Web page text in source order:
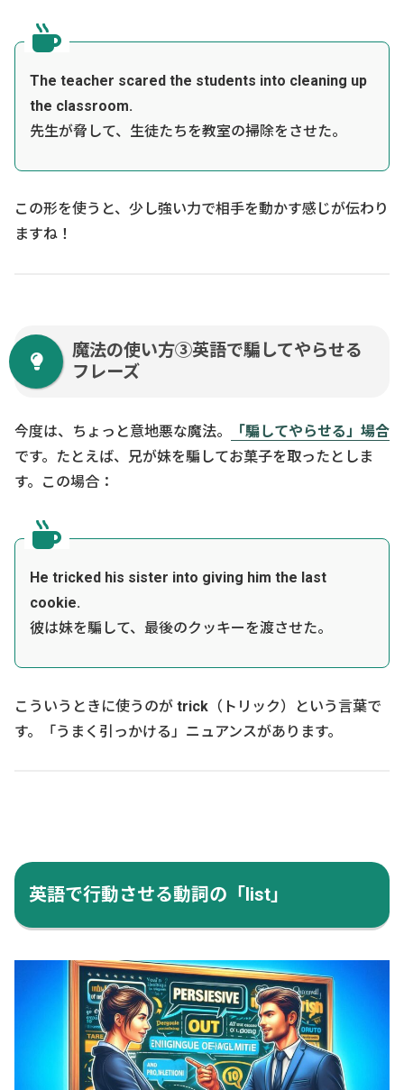
The teacher scared the students into cleaning up
the classroom.
先生が脅して、生徒たちを教室の掃除をさせた。
この形を使うと、少し強い力で相手を動かす感じが伝わり
ますね！
魔法の使い方③英語で騙してやらせる
フレーズ
今度は、ちょっと意地悪な魔法。
「騙してやらせる」場合
です。たとえば、兄が妹を騙してお菓子を取ったとしま
す。この場合：
He tricked his sister into giving him the last
cookie.
彼は妹を騙して、最後のクッキーを渡させた。
こういうときに使うのが trick （トリック）という言葉で
す。「うまく引っかける」ニュアンスがあります。
英語で行動させる動詞の「list」